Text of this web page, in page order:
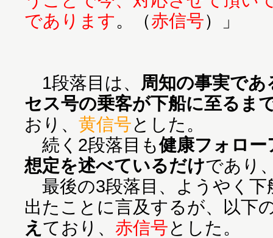
であります。（赤信号）」
1段落目は、 周知の事実で
セス号の乗客が下船に至るま
おり、 黄信号とした。
続く2段落目も健康フォロ
想定を述べているだけであり
最後の3段落目、ようやく下
出たことに言及するが、以下
え ており、 赤信号とした。